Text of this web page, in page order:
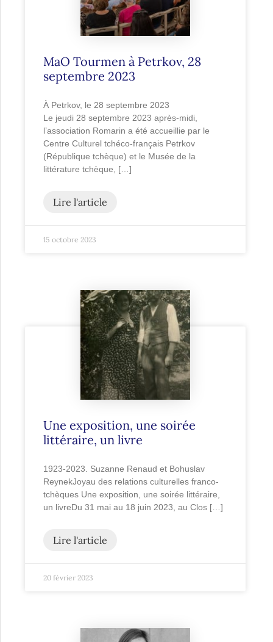
MaO Tourmen à Petrkov, 28
septembre 2023
À Petrkov, le 28 septembre 2023
Le jeudi 28 septembre 2023 après-midi,
l’association Romarin a été accueillie par le
Centre Culturel tchéco-français Petrkov
(République tchèque) et le Musée de la
littérature tchèque, […]
Lire l'article
15 octobre 2023
Une exposition, une soirée
littéraire, un livre
1923-2023. Suzanne Renaud et Bohuslav
ReynekJoyau des relations culturelles franco-
tchèques Une exposition, une soirée littéraire,
un livreDu 31 mai au 18 juin 2023, au Clos […]
Lire l'article
20 février 2023